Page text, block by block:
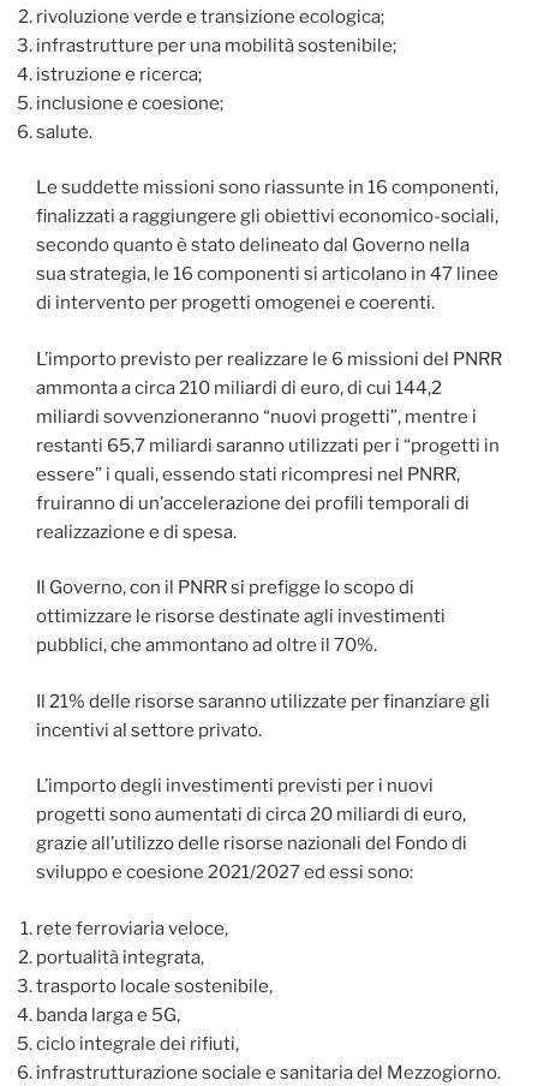
rivoluzione verde e transizione ecologica;
infrastrutture per una mobilità sostenibile;
istruzione e ricerca;
inclusione e coesione;
salute.
Le suddette missioni sono riassunte in 16 componenti,
finalizzati a raggiungere gli obiettivi economico-sociali,
secondo quanto è stato delineato dal Governo nella
sua strategia, le 16 componenti si articolano in 47 linee
di intervento per progetti omogenei e coerenti.
L’importo previsto per realizzare le 6 missioni del PNRR
ammonta a circa 210 miliardi di euro, di cui 144,2
miliardi sovvenzioneranno “nuovi progetti”, mentre i
restanti 65,7 miliardi saranno utilizzati per i “progetti in
essere” i quali, essendo stati ricompresi nel PNRR,
fruiranno di un’accelerazione dei profili temporali di
realizzazione e di spesa.
Il Governo, con il PNRR si prefigge lo scopo di
ottimizzare le risorse destinate agli investimenti
pubblici, che ammontano ad oltre il 70%.
Il 21% delle risorse saranno utilizzate per finanziare gli
incentivi al settore privato.
L’importo degli investimenti previsti per i nuovi
progetti sono aumentati di circa 20 miliardi di euro,
grazie all’utilizzo delle risorse nazionali del Fondo di
sviluppo e coesione 2021/2027 ed essi sono:
rete ferroviaria veloce,
portualità integrata,
trasporto locale sostenibile,
banda larga e 5G,
ciclo integrale dei rifiuti,
infrastrutturazione sociale e sanitaria del Mezzogiorno.